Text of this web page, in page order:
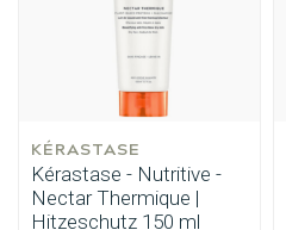
KÉRASTASE
Kérastase - Nutritive -
Nectar Thermique |
Hitzeschutz 150 ml